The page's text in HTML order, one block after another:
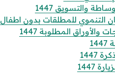
والتسويق 1447
للمطلقات بدون اطفال 1447
المطلوبة 1447
1447